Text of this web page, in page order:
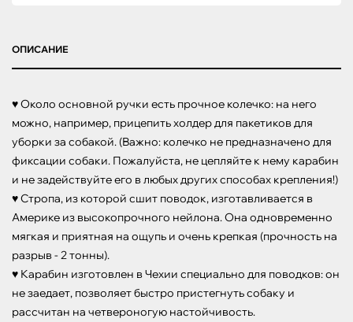
ОПИСАНИЕ
♥ Около основной ручки есть прочное колечко: на него
можно, например, прицепить холдер для пакетиков для
уборки за собакой. (Важно: колечко не предназначено для
фиксации собаки. Пожалуйста, не цепляйте к нему карабин
и не задействуйте его в любых других способах крепления!)
♥ Стропа, из которой сшит поводок, изготавливается в
Америке из высокопрочного нейлона. Она одновременно
мягкая и приятная на ощупь и очень крепкая (прочность на
разрыв - 2 тонны).
♥ Карабин изготовлен в Чехии специально для поводков: он
не заедает, позволяет быстро пристегнуть собаку и
рассчитан на четвероногую настойчивость.